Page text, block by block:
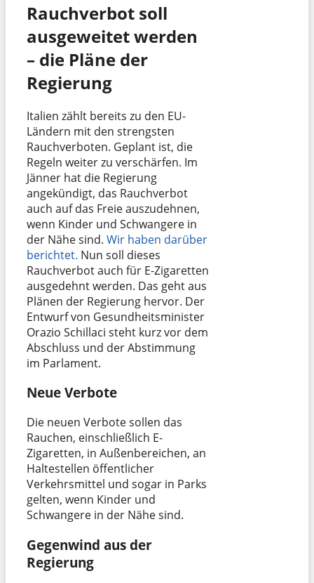
Rauchverbot soll
ausgeweitet werden
– die Pläne der
Regierung
Italien zählt bereits zu den EU-
Ländern mit den strengsten
Rauchverboten. Geplant ist, die
Regeln weiter zu verschärfen. Im
Jänner hat die Regierung
angekündigt, das Rauchverbot
auch auf das Freie auszudehnen,
wenn Kinder und Schwangere in
der Nähe sind. Wir haben darüber
berichtet. Nun soll dieses
Rauchverbot auch für E-Zigaretten
ausgedehnt werden. Das geht aus
Plänen der Regierung hervor. Der
Entwurf von Gesundheitsminister
Orazio Schillaci steht kurz vor dem
Abschluss und der Abstimmung
im Parlament.
Neue Verbote
Die neuen Verbote sollen das
Rauchen, einschließlich E-
Zigaretten, in Außenbereichen, an
Haltestellen öffentlicher
Verkehrsmittel und sogar in Parks
gelten, wenn Kinder und
Schwangere in der Nähe sind.
Gegenwind aus der
Regierung